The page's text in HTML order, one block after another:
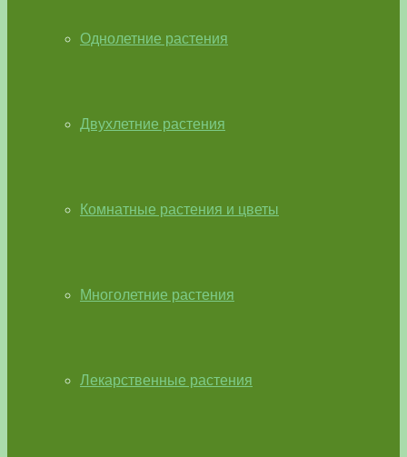
Однолетние растения
Двухлетние растения
Комнатные растения и цветы
Многолетние растения
Лекарственные растения